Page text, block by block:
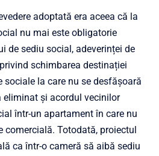
adoptată era aceea că la
nu mai este obligatorie
de sediu social, adeverinței de
schimbarea destinației
sociale la care nu se desfășoară
eliminat și acordul vecinilor
într-un apartament în care nu
comercială. Totodată, proiectul
ca într-o cameră să aibă sediu